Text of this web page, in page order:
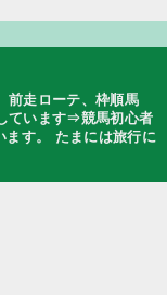
前走ローテ、枠順馬
ています⇒競馬初心者
ます。 たまには旅行に